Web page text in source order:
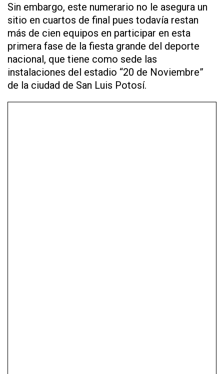
Sin embargo, este numerario no le asegura un
sitio en cuartos de final pues todavía restan
más de cien equipos en participar en esta
primera fase de la fiesta grande del deporte
nacional, que tiene como sede las
instalaciones del estadio “20 de Noviembre”
de la ciudad de San Luis Potosí.